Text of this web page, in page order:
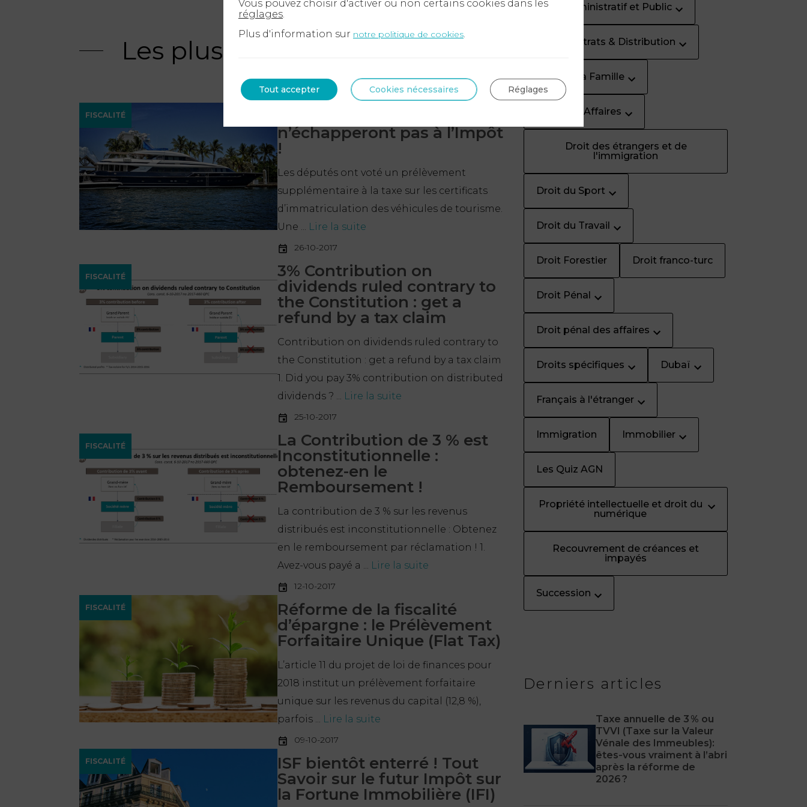
Les plus récents
FISCALITÉ
06-11-2017
n’échapperont pas à l’Impôt
!
Les députés ont voté un prélèvement
supplémentaire à la taxe sur les certificats
d’immatriculation des véhicules de tourisme.
Une ... Lire la suite
FISCALITÉ
26-10-2017
3% Contribution on
dividends ruled contrary to
the Constitution : get a
refund by a tax claim
Contribution on dividends ruled contrary to
the Constitution : get a refund by a tax claim
1. Did you pay 3% contribution on distributed
dividends ? ... Lire la suite
FISCALITÉ
25-10-2017
La Contribution de 3 % est
Inconstitutionnelle :
obtenez-en le
Remboursement !
La contribution de 3 % sur les revenus
distribués est inconstitutionnelle : Obtenez
en le remboursement par réclamation ! 1.
Avez-vous payé a ... Lire la suite
FISCALITÉ
12-10-2017
Réforme de la fiscalité
d’épargne : le Prélèvement
Forfaitaire Unique (Flat Tax)
L’article 11 du projet de loi de finances pour
2018 institut un prélèvement forfaitaire
unique sur les revenus du capital (12,8 %),
parfois ... Lire la suite
FISCALITÉ
09-10-2017
ISF bientôt enterré ! Tout
Savoir sur le futur Impôt sur
la Fortune Immobilière (IFI)
Droit Administratif et Public
Droit Contrats & Distribution
Droit de la Famille
Droit des Affaires
Droit des étrangers et de
l'immigration
Droit du Sport
Droit du Travail
Droit Forestier Droit franco-turc
Droit Pénal
Droit pénal des affaires
Droits spécifiques Dubaï
Français à l'étranger
Immigration Immobilier
Les Quiz AGN
Propriété intellectuelle et droit du
numérique
Recouvrement de créances et
impayés
Succession
Derniers articles
Taxe annuelle de 3 % ou
TVVI (Taxe sur la Valeur
Vénale des Immeubles):
êtes‑vous vraiment à l’abri
après la réforme de
2026 ?
Vous pouvez choisir d'activer ou non certains cookies dans les
réglages
Plus d'information sur notre politique de cookies
Tout accepter Cookies nécessaires Réglages